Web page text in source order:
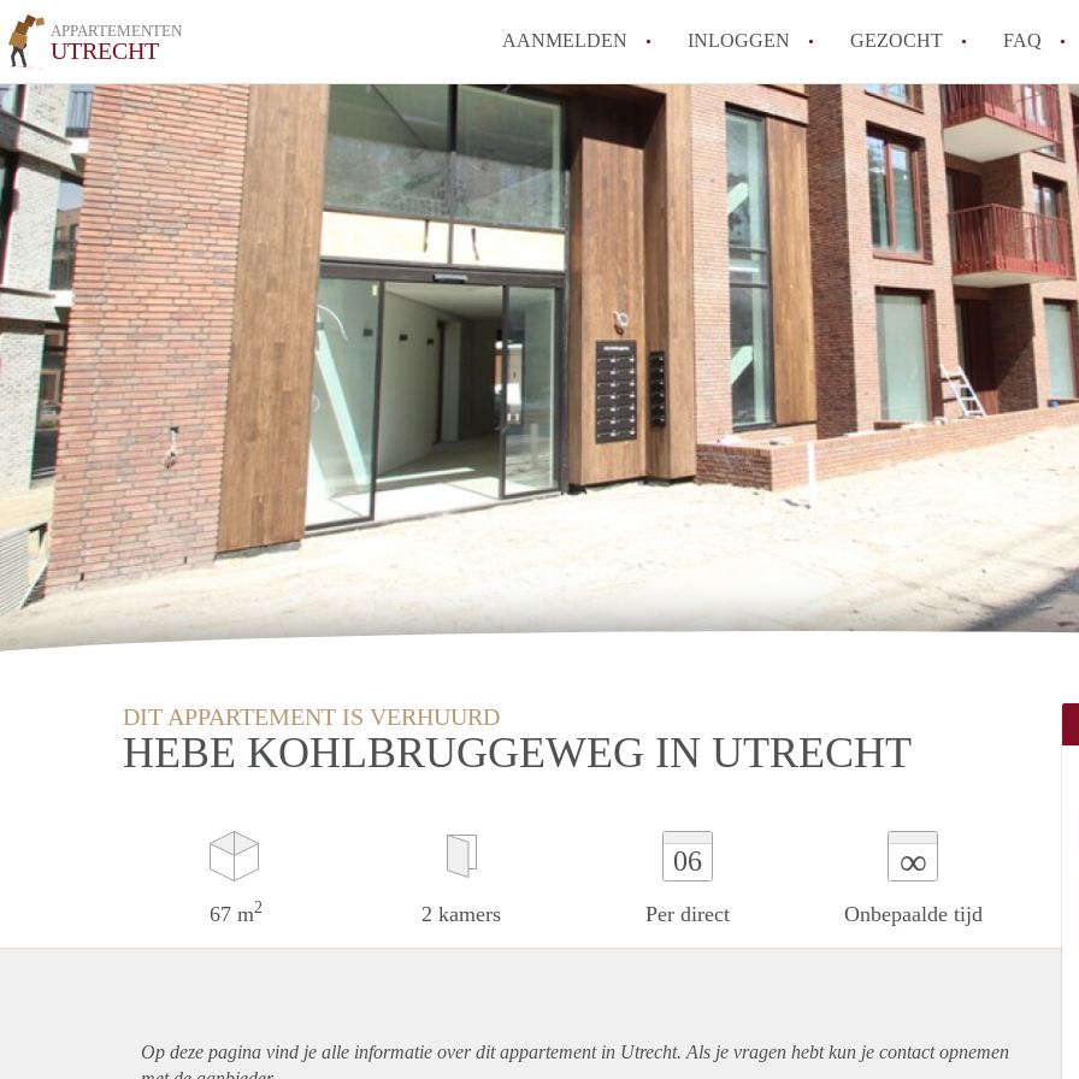
APPARTEMENTEN
UTRECHT AANMELDEN INLOGGEN GEZOCHT FAQ
How to translate AppartementenUtrecht!
Wat is AppartementenUtrecht?
Wat is de privacyverklaring van
Berekent AppartementenUtrecht
makelaarsvergoeding/
Is AppartementenUtrecht
Appartement / Appartementen in Utrecht?
Alle veelgestelde vragen
DIT APPARTEMENT IS VERHUURD
HEBE KOHLBRUGGEWEG IN UTRECHT
67 m2 2 kamers
06
Per direct
∞
Onbepaalde tijd
Op deze pagina vind je alle informatie over ditappartementin Utrecht. Als je vragen hebt kun je contact opnemen